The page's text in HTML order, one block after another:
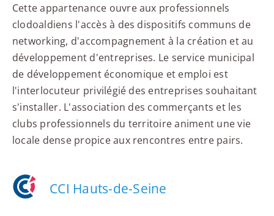
Cette appartenance ouvre aux professionnels
clodoaldiens l'accès à des dispositifs communs de
networking, d'accompagnement à la création et au
développement d'entreprises. Le service municipal
de développement économique et emploi est
l'interlocuteur privilégié des entreprises souhaitant
s'installer. L'association des commerçants et les
clubs professionnels du territoire animent une vie
locale dense propice aux rencontres entre pairs.
CCI Hauts-de-Seine